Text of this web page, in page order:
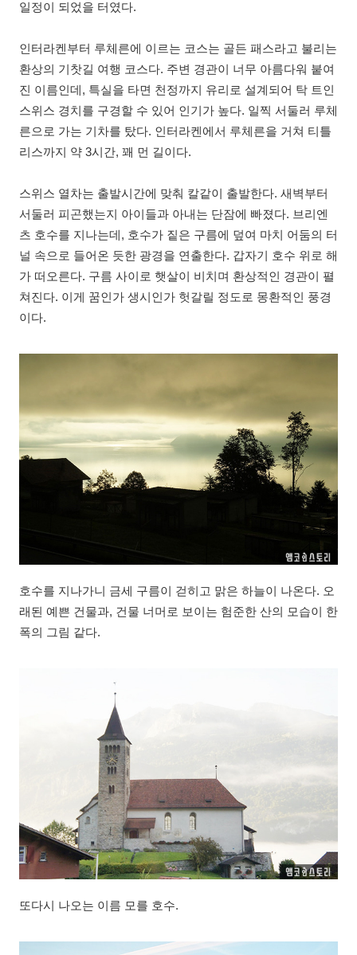
일정이 되었을 터였다.
인터라켄부터 루체른에 이르는 코스는 골든 패스라고 불리는
환상의 기찻길 여행 코스다. 주변 경관이 너무 아름다워 붙여
진 이름인데, 특실을 타면 천정까지 유리로 설계되어 탁 트인
스위스 경치를 구경할 수 있어 인기가 높다. 일찍 서둘러 루체
른으로 가는 기차를 탔다. 인터라켄에서 루체른을 거쳐 티틀
리스까지 약 3시간, 꽤 먼 길이다.
스위스 열차는 출발시간에 맞춰 칼같이 출발한다. 새벽부터
서둘러 피곤했는지 아이들과 아내는 단잠에 빠졌다. 브리엔
츠 호수를 지나는데, 호수가 짙은 구름에 덮여 마치 어둠의 터
널 속으로 들어온 듯한 광경을 연출한다. 갑자기 호수 위로 해
가 떠오른다. 구름 사이로 햇살이 비치며 환상적인 경관이 펼
쳐진다. 이게 꿈인가 생시인가 헛갈릴 정도로 몽환적인 풍경
이다.
호수를 지나가니 금세 구름이 걷히고 맑은 하늘이 나온다. 오
래된 예쁜 건물과, 건물 너머로 보이는 험준한 산의 모습이 한
폭의 그림 같다.
또다시 나오는 이름 모를 호수.